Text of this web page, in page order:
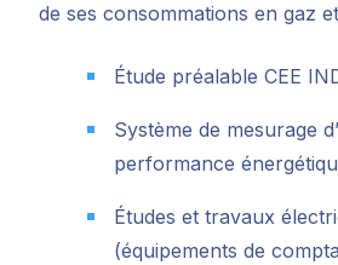
de ses consommations en gaz
Étude préalable CEE
Système de mesurage
performance
Études et travaux
(équipements de